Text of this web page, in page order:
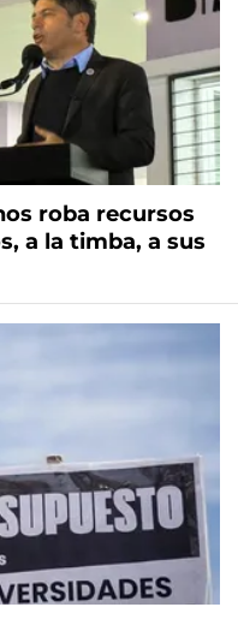
roba recursos
a la timba, a sus